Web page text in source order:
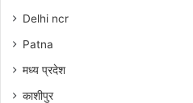
Delhi ncr
Patna
मध्य प्रदेश
काशीपुर